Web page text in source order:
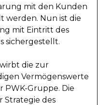
mit den Kunden
werden. Nun ist die
mit Eintritt des
sichergestellt.
die zur
Vermögenswerte
PWK-Gruppe. Die
Strategie des